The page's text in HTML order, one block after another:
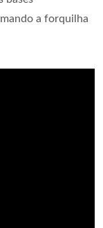
a forquilha